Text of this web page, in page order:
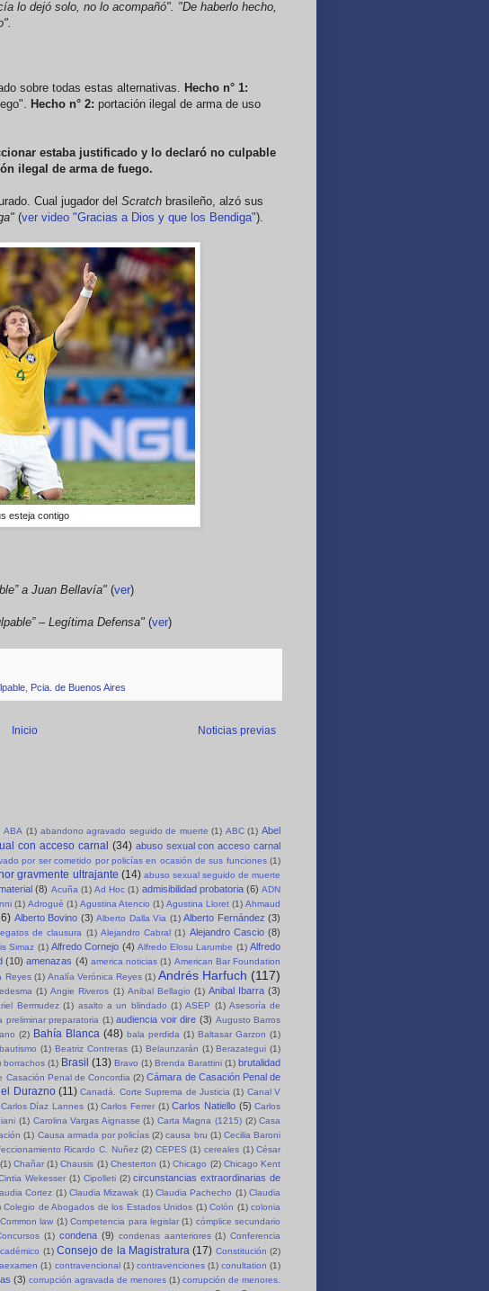
lo dejó solo, no lo acompañó". "De haberlo hecho,
sobre todas estas alternativas. Hecho n° 1:
Hecho n° 2: portación ilegal de arma de uso
estaba justificado y lo declaró no culpable
ilegal de arma de fuego.
Cual jugador del Scratch brasileño, alzó sus
(ver video "Gracias a Dios y que los Bendiga").
esteja contigo
a Juan Bellavía" (ver)
– Legítima Defensa" (ver)
Pcia. de Buenos Aires
Noticias previas
Inicio
ABA (1) abandono agravado seguido de muerte (1) ABC (1) Abel
con acceso carnal (34) abuso sexual con acceso carnal
por ser cometido por policías en ocasión de sus funciones (1)
gravmente ultrajante (14) abuso sexual seguido de muerte
(8) Acuña (1) Ad Hoc (1) admisibilidad probatoria (6) ADN
(1) Adrogué (1) Agustina Atencio (1) Agustina Lloret (1) Ahmaud
Alberto Bovino (3) Alberto Dalla Via (1) Alberto Fernández (3)
de clausura (1) Alejandro Cabral (1) Alejandro Cascio (8)
Simaz (1) Alfredo Cornejo (4) Alfredo Elosu Larumbe (1) Alfredo
(10) amenazas (4) america noticias (1) American Bar Foundation
Reyes (1) Analía Verónica Reyes (1) Andrés Harfuch (117)
(1) Angie Riveros (1) Anibal Bellagio (1) Anibal Ibarra (3)
Bermudez (1) asalto a un blindado (1) ASEP (1) Asesoría de
preliminar preparatoria (1) audiencia voir dire (3) Augusto Barros
(2) Bahía Blanca (48) bala perdida (1) Baltasar Garzon (1)
bautismo (1) Beatriz Contreras (1) Belaunzarán (1) Berazategui (1)
borrachos (1) Brasil (13) Bravo (1) Brenda Barattini (1) brutalidad
Casación Penal de Concordia (2) Cámara de Casación Penal de
Durazno (11) Canadá. Corte Suprema de Justicia (1) Canal V
Carlos Díaz Lannes (1) Carlos Ferrer (1) Carlos Natiello (5) Carlos
(1) Carolina Vargas Aignasse (1) Carta Magna (1215) (2) Casa
(1) Causa armada por policías (2) causa bru (1) Cecilia Baroni
Ricardo C. Nuñez (2) CEPES (1) cereales (1) César
(1) Chañar (1) Chausis (1) Chesterton (1) Chicago (2) Chicago Kent
Wekesser (1) Cipolleti (2) circunstancias extraordinarias de
Cortez (1) Claudia Mizawak (1) Claudia Pachecho (1) Claudia
Colegio de Abogados de los Estados Unidos (1) Colón (1) colonia
Common law (1) Competencia para legislar (1) cómplice secundario
(1) condena (9) condenas aanteriores (1) Conferencia
(1) Consejo de la Magistratura (17) Constitución (2)
(1) contravencional (1) contravenciones (1) conultation (1)
(3) corrupción agravada de menores (1) corrupción de menores.